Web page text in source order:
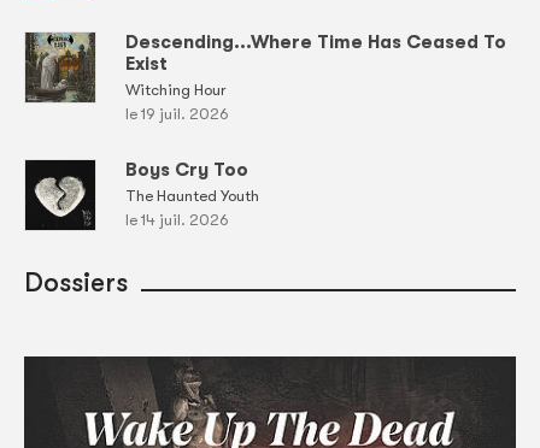
Descending...Where Time Has Ceased To
Exist
Witching Hour
le 19 juil. 2026
Boys Cry Too
The Haunted Youth
le 14 juil. 2026
Dossiers